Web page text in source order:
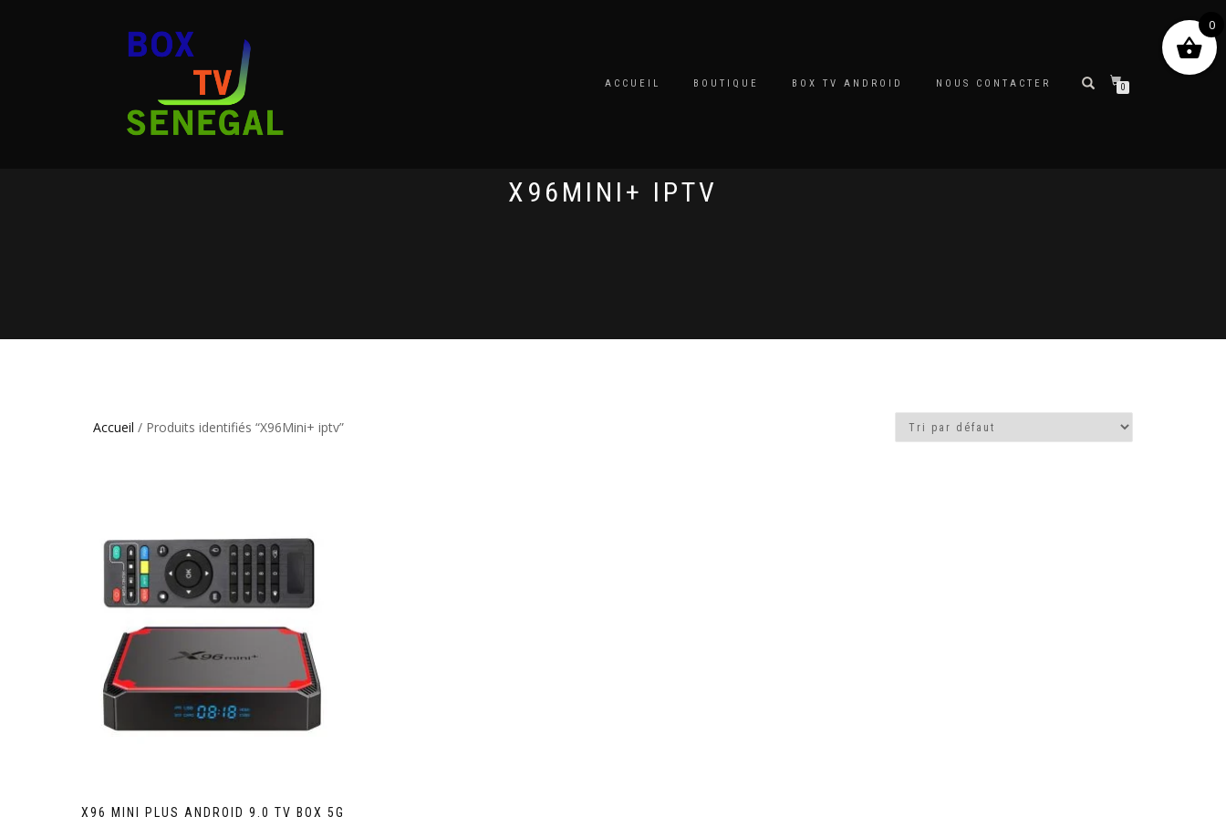
ACCUEIL BOUTIQUE BOX TV ANDROID NOUS CONTACTER 0
X96MINI+ IPTV
Accueil / Produits identifiés “X96Mini+ iptv”
X96 MINI PLUS ANDROID 9.0 TV BOX 5G
0